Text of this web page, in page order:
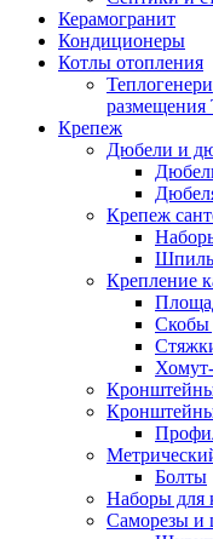
Керамогранит
Кондиционеры
Котлы отопления
Крепеж
Дюбели и
Крепеж
Крепление
Скобы
Болты
Наборы для
Саморезы и